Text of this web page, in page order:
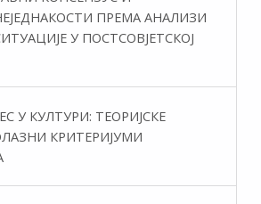
ПРЕМА АНАЛИЗИ
У ПОСТСОВЈЕТСКОЈ
У КУЛТУРИ: ТЕОРИЈСКЕ
КРИТЕРИЈУМИ